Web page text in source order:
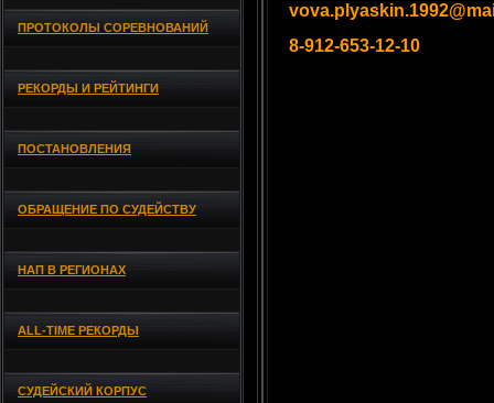
ПРОТОКОЛЫ СОРЕВНОВАНИЙ
РЕКОРДЫ И РЕЙТИНГИ
ПОСТАНОВЛЕНИЯ
ОБРАЩЕНИЕ ПО СУДЕЙСТВУ
НАП В РЕГИОНАХ
ALL-TIME РЕКОРДЫ
СУДЕЙСКИЙ КОРПУС
8-912-653-12-10